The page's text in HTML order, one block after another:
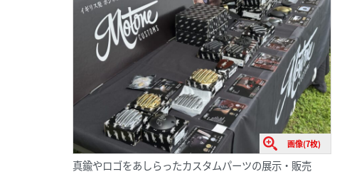
画像(7枚)
真鍮やロゴをあしらったカスタムパーツの展示・販売